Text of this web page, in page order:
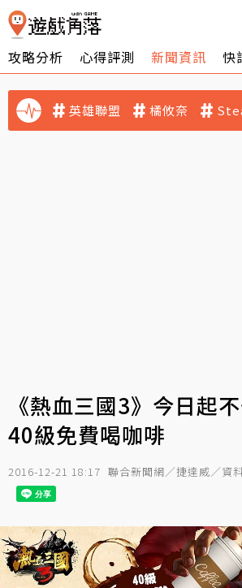
攻略分析 心得評測 新聞資訊 快
英雄聯盟 橘攸奈
《熱血三國3》今日起
40級免費喝咖啡
2016-12-21 18:17 聯合新聞網／捷達威／資